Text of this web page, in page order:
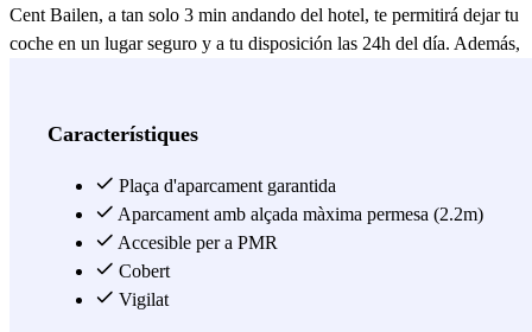
Cent Bailen, a tan solo 3 min andando del hotel, te permitirá dejar tu
coche en un lugar seguro y a tu disposición las 24h del día. Además,
Nens. Por un precio bastante económico puedes dejar tu vehículo a
pero sí quieres visitar la ciudad, este aparcamiento cerca de la Plaza
de Tetuán y de su parada de metro (L2) es una muy buena opción.
Esta estación será perfecta para hacer el recorrido de manual del
turista en Barcelona. ¿Por qué? Pues porque podrás aparcar con toda
tranquilidad y dirigirte a las zonas de interés en transporte público
Característiques
Plaça d'aparcament garantida
Aparcament amb alçada màxima permesa (2.2m)
Accesible per a PMR
Cobert
Vigilat